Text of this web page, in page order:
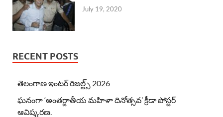
July 19, 2020
RECENT POSTS
తెలంగాణ ఇంటర్ రిజల్ట్స్ 2026
ఘనంగా ‘అంతర్జాతీయ మహిళా దినోత్సవ’ క్రీడా పోస్టర్
ఆవిష్కరణ.